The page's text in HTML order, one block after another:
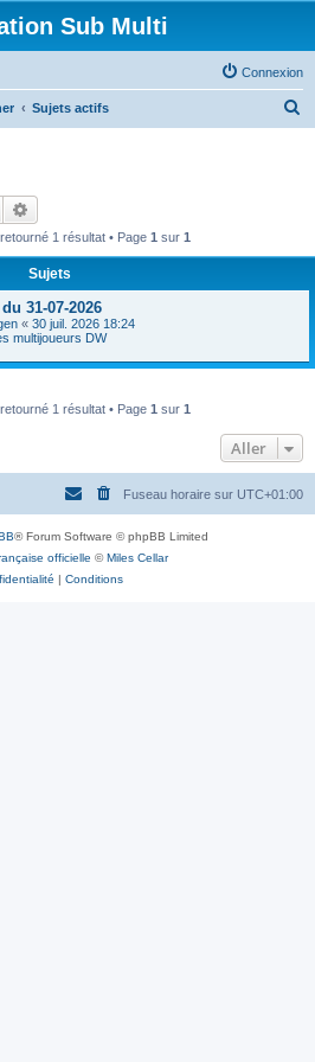
Sub Multi
Connexion
Sujets actifs
r
Rechercher
1 résultat • Page 1 sur 1
Sujets
31-07-2026
« 30 juil. 2026 18:24
multijoueurs DW
1 résultat • Page 1 sur 1
Aller
Fuseau horaire sur UTC+01:00
® Forum Software © phpBB Limited
officielle ©Miles Cellar
| Conditions